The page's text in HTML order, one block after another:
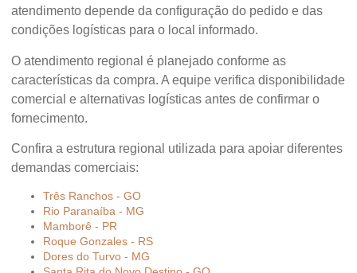
atendimento depende da configuração do pedido e das
condições logísticas para o local informado.
O atendimento regional é planejado conforme as
características da compra. A equipe verifica disponibilidade
comercial e alternativas logísticas antes de confirmar o
fornecimento.
Confira a estrutura regional utilizada para apoiar diferentes
demandas comerciais:
Três Ranchos - GO
Rio Paranaíba - MG
Mamborê - PR
Roque Gonzales - RS
Dores do Turvo - MG